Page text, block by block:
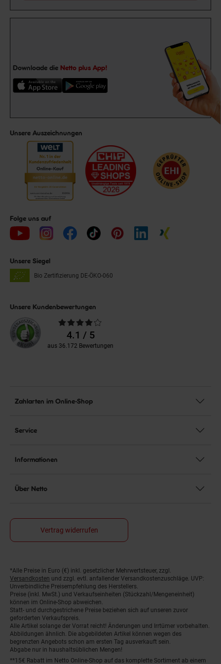
Downloade die Netto plus App!
Unsere Auszeichnungen
Folge uns auf
Unsere Siegel
Bio Zertifizierung DE-ÖKO-060
Unsere Kundenbewertungen
Durchschnittliche
Bewertungen4.1 / 5
aus 36.172 Bewertungen
Zahlarten im Online-Shop
Service
Informationen
Über Netto
Vertrag widerrufen
Fußnoten
*Alle Preise in Euro (€) inkl. gesetzlicher Mehrwertsteuer, zzgl.
Versandkosten und zzgl. evtl. anfallender Versandkostenzuschläge. UVP:
Unverbindliche Preisempfehlung des Herstellers.
Preise (inkl. MwSt.) und Verkaufseinheiten (Stückzahl/Mengeneinheit)
können im Online-Shop abweichen.
Statt- und durchgestrichene Preise beziehen sich auf unseren zuvor
geforderten Verkaufspreis.
Alle Artikel solange der Vorrat reicht! Änderungen und Irrtümer vorbehalten.
Abbildungen ähnlich. Die abgebildeten Artikel können wegen des
begrenzten Angebots schon am ersten Tag ausverkauft sein.
Abgabe nur in haushaltsüblichen Mengen!
**15€ Rabatt im Netto Online-Shop auf das komplette Sortiment ab einem